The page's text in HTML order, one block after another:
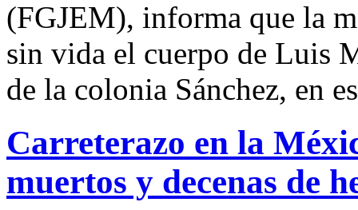
(FGJEM), informa que la
sin vida el cuerpo de Luis
de la colonia Sánchez, en
Carreterazo en la
muertos y decenas de